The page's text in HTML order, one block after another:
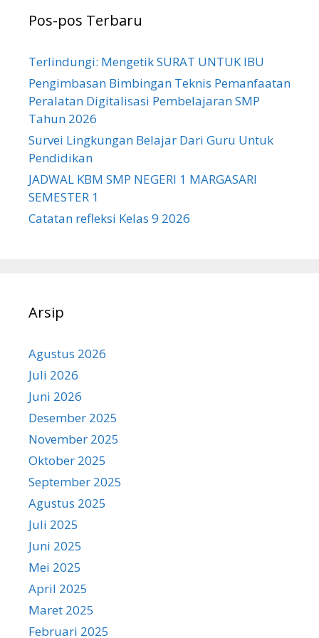
Pos-pos Terbaru
Terlindungi: Mengetik SURAT UNTUK IBU
Pengimbasan Bimbingan Teknis Pemanfaatan
Peralatan Digitalisasi Pembelajaran SMP
Tahun 2026
Survei Lingkungan Belajar Dari Guru Untuk
Pendidikan
JADWAL KBM SMP NEGERI 1 MARGASARI
SEMESTER 1
Catatan refleksi Kelas 9 2026
Arsip
Agustus 2026
Juli 2026
Juni 2026
Desember 2025
November 2025
Oktober 2025
September 2025
Agustus 2025
Juli 2025
Juni 2025
Mei 2025
April 2025
Maret 2025
Februari 2025